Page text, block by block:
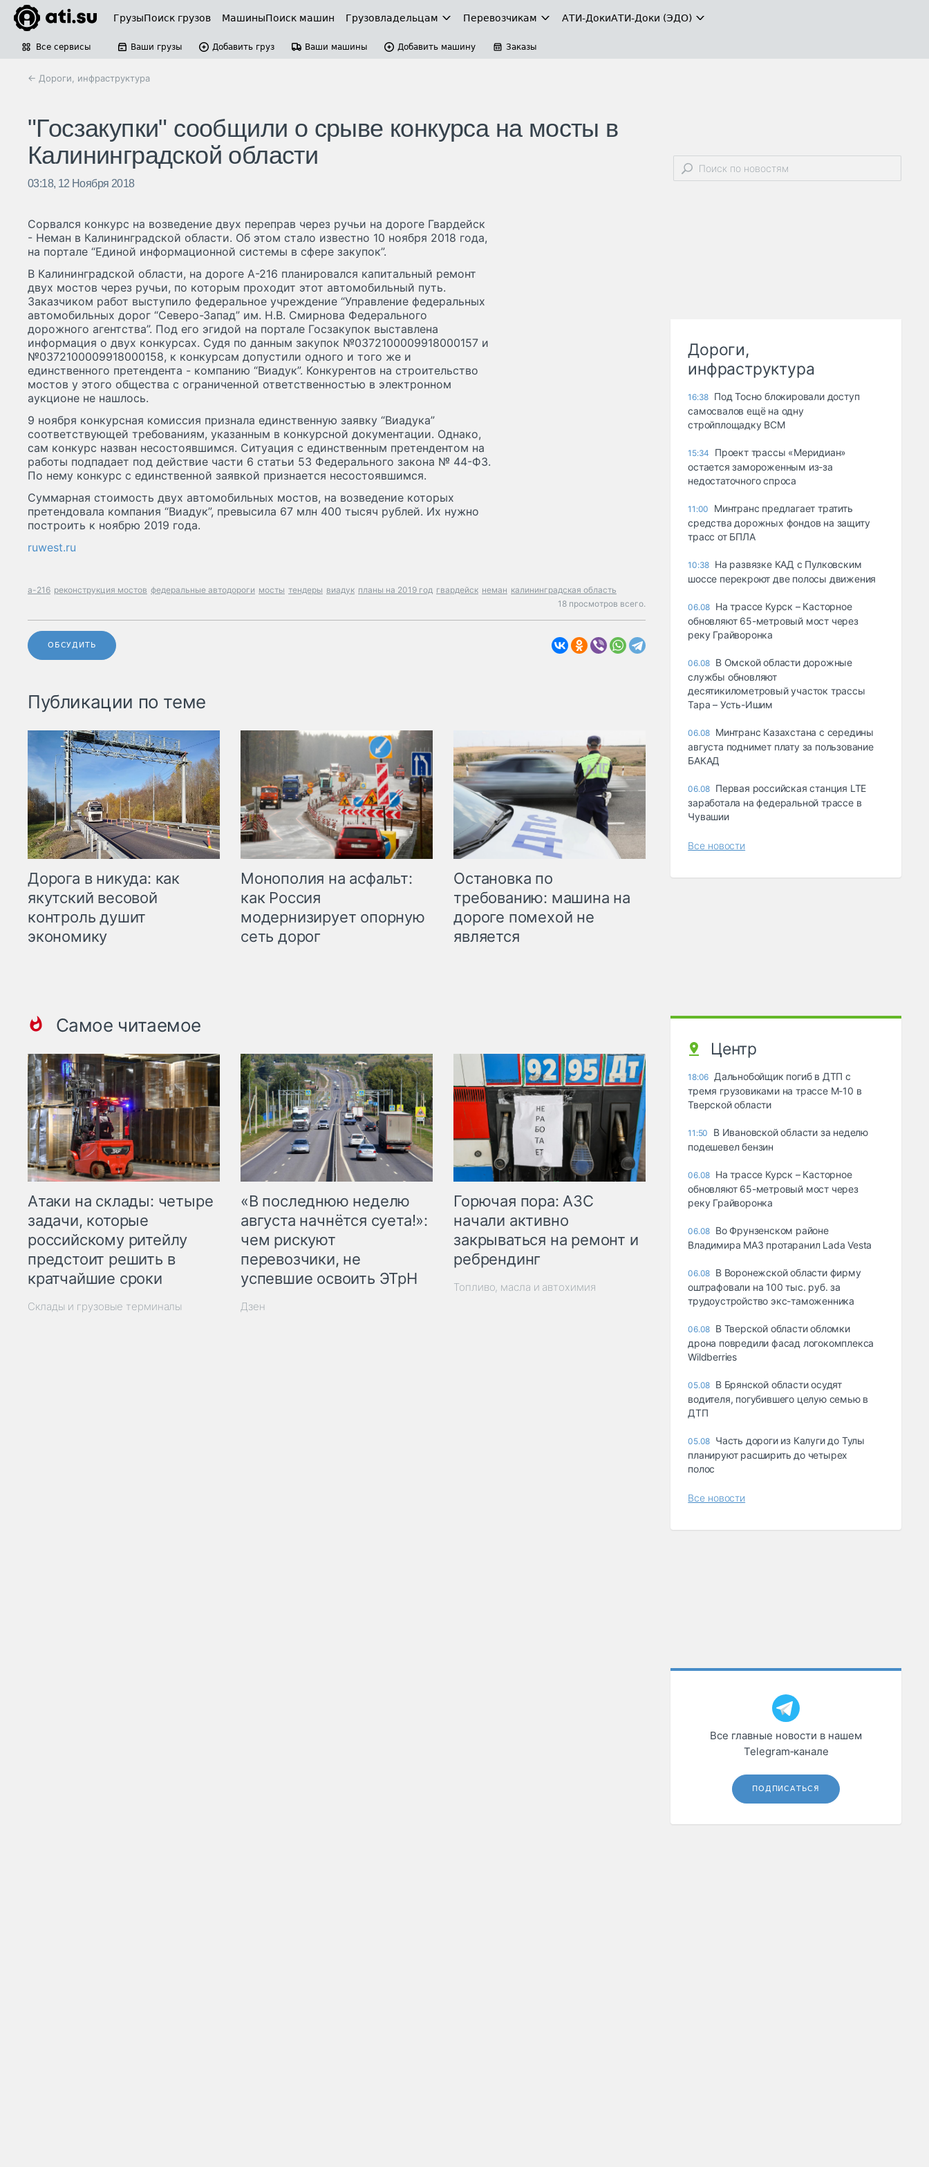
ГрузыПоиск грузов МашиныПоиск машин Грузовладельцам Перевозчикам АТИ-ДокиАТИ-Доки (ЭДО)
Все сервисы Ваши грузы Добавить груз Ваши машины Добавить машину Заказы
← Дороги, инфраструктура
"Госзакупки" сообщили о срыве конкурса на мосты в
Калининградской области
03:18, 12 Ноября 2018
Сорвался конкурс на возведение двух переправ через ручьи на дороге Гвардейск
- Неман в Калининградской области. Об этом стало известно 10 ноября 2018 года,
на портале “Единой информационной системы в сфере закупок”.
В Калининградской области, на дороге А-216 планировался капитальный ремонт
двух мостов через ручьи, по которым проходит этот автомобильный путь.
Заказчиком работ выступило федеральное учреждение “Управление федеральных
автомобильных дорог “Северо-Запад” им. Н.В. Смирнова Федерального
дорожного агентства”. Под его эгидой на портале Госзакупок выставлена
информация о двух конкурсах. Судя по данным закупок №0372100009918000157 и
№0372100009918000158, к конкурсам допустили одного и того же и
единственного претендента - компанию “Виадук”. Конкурентов на строительство
мостов у этого общества с ограниченной ответственностью в электронном
аукционе не нашлось.
9 ноября конкурсная комиссия признала единственную заявку “Виадука”
соответствующей требованиям, указанным в конкурсной документации. Однако,
сам конкурс назван несостоявшимся. Ситуация с единственным претендентом на
работы подпадает под действие части 6 статьи 53 Федерального закона № 44-ФЗ.
По нему конкурс с единственной заявкой признается несостоявшимся.
Суммарная стоимость двух автомобильных мостов, на возведение которых
претендовала компания “Виадук”, превысила 67 млн 400 тысяч рублей. Их нужно
построить к ноябрю 2019 года.
ruwest.ru
а-216 реконструкция мостов федеральные автодороги мосты тендеры виадук планы на 2019 год гвардейск неман калининградская область
18 просмотров всего.
ОБСУДИТЬ
Публикации по теме
Дорога в никуда: как
якутский весовой
контроль душит
экономику
Монополия на асфальт:
как Россия
модернизирует опорную
сеть дорог
Остановка по
требованию: машина на
дороге помехой не
является
Самое читаемое
Атаки на склады: четыре
задачи, которые
российскому ритейлу
предстоит решить в
кратчайшие сроки
Склады и грузовые терминалы
«В последнюю неделю
августа начнётся суета!»:
чем рискуют
перевозчики, не
успевшие освоить ЭТрН
Дзен
Горючая пора: АЗС
начали активно
закрываться на ремонт и
ребрендинг
Топливо, масла и автохимия
Дороги,
инфраструктура
16:38 Под Тосно блокировали доступ
самосвалов ещё на одну
стройплощадку ВСМ
15:34
Проект трассы «Меридиан»
остается замороженным из-за
недостаточного спроса
11:00
Минтранс предлагает тратить
средства дорожных фондов на защиту
трасс от БПЛА
10:38 На развязке КАД с Пулковским
шоссе перекроют две полосы движения
06.08 На трассе Курск – Касторное
обновляют 65-метровый мост через
реку Грайворонка
06.08 В Омской области дорожные
службы обновляют
десятикилометровый участок трассы
Тара – Усть-Ишим
06.08 Минтранс Казахстана с середины
августа поднимет плату за пользование
БАКАД
06.08 Первая российская станция LTE
заработала на федеральной трассе в
Чувашии
Все новости
Центр
18:06 Дальнобойщик погиб в ДТП с
тремя грузовиками на трассе М-10 в
Тверской области
11:50
В Ивановской области за неделю
подешевел бензин
06.08 На трассе Курск – Касторное
обновляют 65-метровый мост через
реку Грайворонка
06.08 Во Фрунзенском районе
Владимира МАЗ протаранил Lada Vesta
06.08 В Воронежской области фирму
оштрафовали на 100 тыс. руб. за
трудоустройство экс-таможенника
06.08 В Тверской области обломки
дрона повредили фасад логокомплекса
Wildberries
05.08 В Брянской области осудят
водителя, погубившего целую семью в
ДТП
05.08 Часть дороги из Калуги до Тулы
планируют расширить до четырех
полос
Все новости
Все главные новости в нашем
Telegram‑канале
ПОДПИСАТЬСЯ